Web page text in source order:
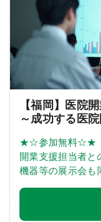
【福岡】医院
～成功する医
★☆参加無料☆★
開業支援担当者と
機器等の展示会も